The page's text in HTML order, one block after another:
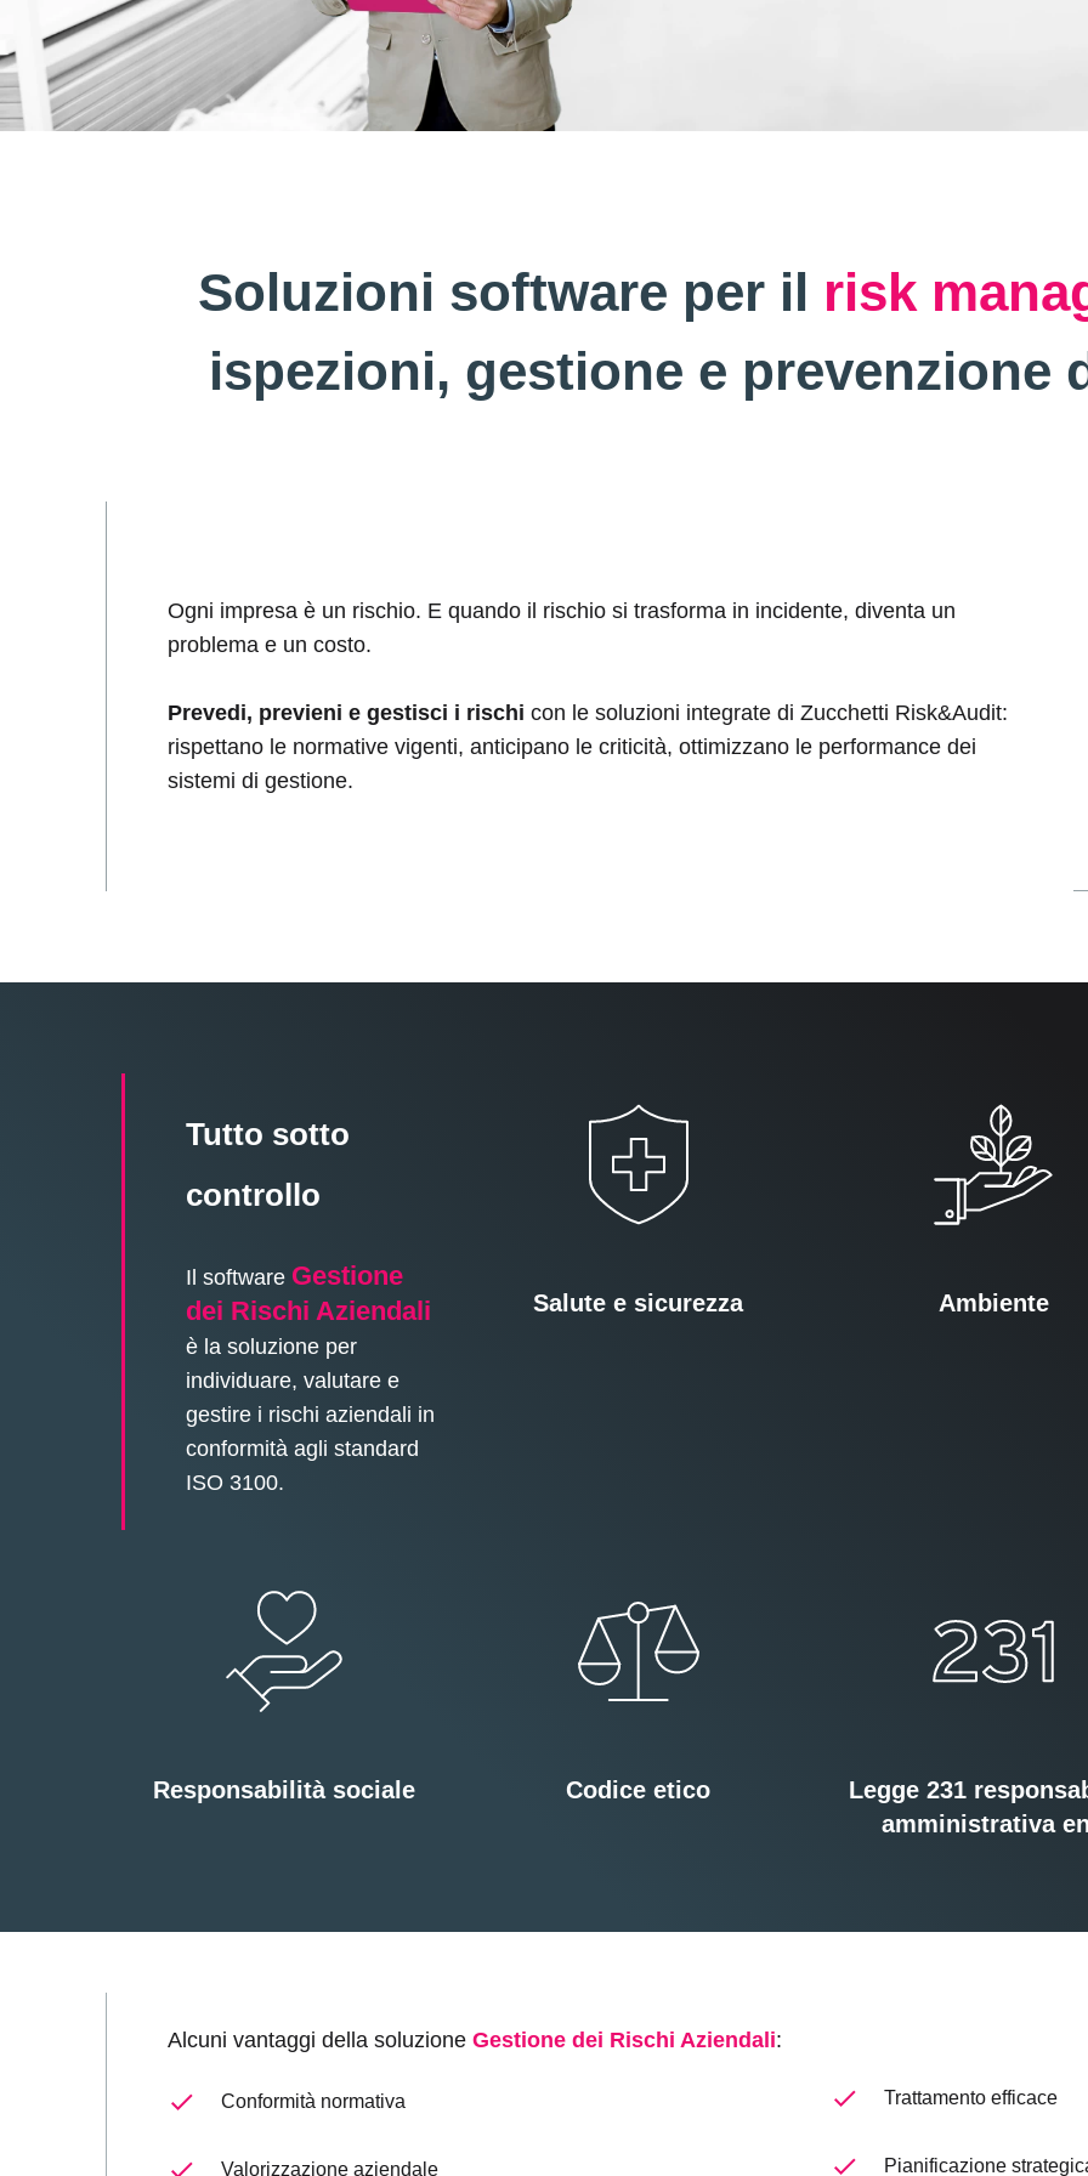
Soluzioni software per il risk
ispezioni, gestione e prevenzione
Ogni impresa è un rischio. E quando il rischio si trasforma in incidente, diventa un
problema e un costo.
Prevedi, previeni e gestisci i rischi con le soluzioni integrate di Zucchetti Risk&Audit:
rispettano le normative vigenti, anticipano le criticità, ottimizzano le performance dei
sistemi di gestione.
Tutto sotto
controllo
Il software Gestione
dei Rischi Aziendali
è la soluzione per
individuare, valutare e
gestire i rischi aziendali in
conformità agli standard
ISO 3100.
Salute e sicurezza Ambiente
Responsabilità sociale Codice etico
Legge 231
amministrativa
Alcuni vantaggi della soluzione Gestione dei Rischi Aziendali:
Conformità normativa
Valorizzazione aziendale
Trattamento efficace
Pianificazione